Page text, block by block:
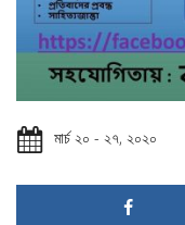
মার্চ ২০ - ২৭, ২০২০